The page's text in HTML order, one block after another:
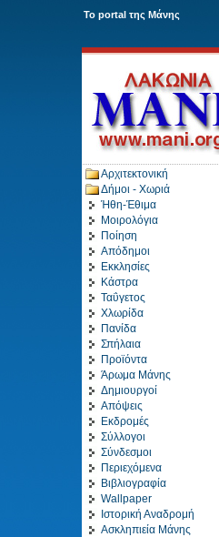
To portal της Μάνης
Αρχιτεκτονική
Δήμοι - Χωριά
Ήθη-Έθιμα
Μοιρολόγια
Ποίηση
Απόδημοι
Εκκλησίες
Κάστρα
Ταΰγετος
Χλωρίδα
Πανίδα
Σπήλαια
Προϊόντα
Άρωμα Μάνης
Δημιουργοί
Απόψεις
Εκδρομές
Σύλλογοι
Σύνδεσμοι
Περιεχόμενα
Βιβλιογραφία
Wallpaper
Ιστορική Αναδρομή
Ασκληπιεία Μάνης